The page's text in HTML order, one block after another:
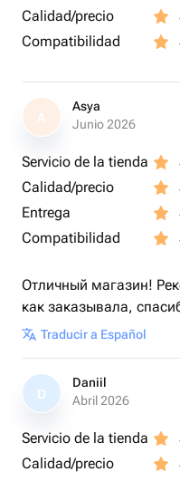
✨ Индивидуальные
Любой набор можно
вариант с учётом
настроения 🎁
Calidad/precio
Compatibilidad
A
Asya
Junio 2026
Servicio de la tienda
Calidad/precio
Entrega
Compatibilidad
Отличный магазин!
как заказывала,
Traducir a Español
D
Daniil
Abril 2026
Servicio de la tienda
Calidad/precio